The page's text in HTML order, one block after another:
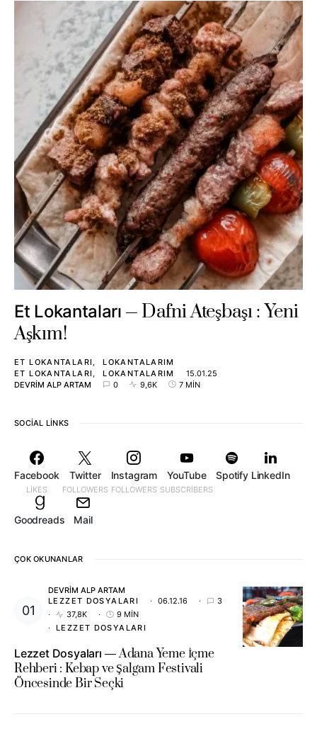
Et Lokantaları
Dafni Ateşbaşı : Yeni
Aşkım!
ET LOKANTALARI
LOKANTALARIM
ET LOKANTALARI
LOKANTALARIM
15.01.25
DEVRIM ALP ARTAM
0 9,6K 7 MIN
SOCIAL LINKS
Facebook
LIKES
Twitter
FOLLOWERS
Instagram
FOLLOWERS
YouTube
SUBSCRIBERS
Spotify LinkedIn
Goodreads Mail
ÇOK OKUNANLAR
DEVRIM ALP ARTAM
LEZZET DOSYALARI
06.12.16
3
37,8K
9 MIN
LEZZET DOSYALARI
Lezzet Dosyaları
Adana Yeme İçme
Rehberi : Kebap ve Şalgam Festivali
Öncesinde Bir Seçki